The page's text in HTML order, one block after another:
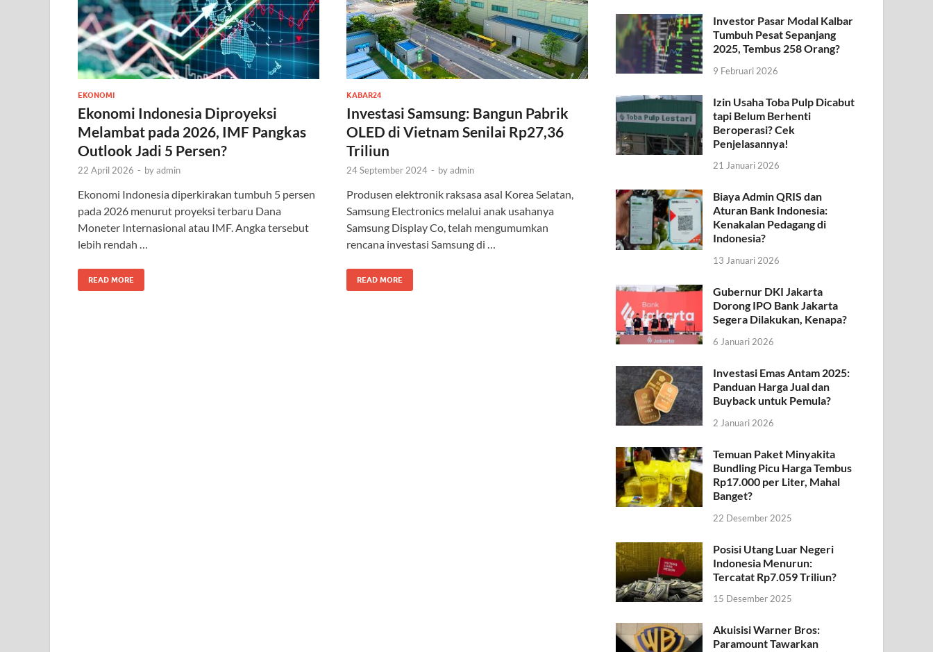
EKONOMI
Ekonomi Indonesia Diproyeksi
Melambat pada 2026, IMF Pangkas
Outlook Jadi 5 Persen?
22 April 2026 - byadmin
Ekonomi Indonesia diperkirakan tumbuh 5 persen
pada 2026 menurut proyeksi terbaru Dana
Moneter Internasional atau IMF. Angka tersebut
lebih rendah …
READ MORE
KABAR24
Investasi Samsung: Bangun Pabrik
OLED di Vietnam Senilai Rp27,36
Triliun
24 September 2024 - byadmin
Produsen elektronik raksasa asal Korea Selatan,
Samsung Electronics melalui anak usahanya
Samsung Display Co, telah mengumumkan
rencana investasi Samsung di …
READ MORE
Investor Pasar Modal Kalbar
Tumbuh Pesat Sepanjang
2025, Tembus 258 Orang?
9 Februari 2026
Izin Usaha Toba Pulp Dicabut
tapi Belum Berhenti
Beroperasi? Cek
Penjelasannya!
21 Januari 2026
Biaya Admin QRIS dan
Aturan Bank Indonesia:
Kenakalan Pedagang di
Indonesia?
13 Januari 2026
Gubernur DKI Jakarta
Dorong IPO Bank Jakarta
Segera Dilakukan, Kenapa?
6 Januari 2026
Investasi Emas Antam 2025:
Panduan Harga Jual dan
Buyback untuk Pemula?
2 Januari 2026
Temuan Paket Minyakita
Bundling Picu Harga Tembus
Rp17.000 per Liter, Mahal
Banget?
22 Desember 2025
Posisi Utang Luar Negeri
Indonesia Menurun:
Tercatat Rp7.059 Triliun?
15 Desember 2025
Akuisisi Warner Bros:
Paramount Tawarkan